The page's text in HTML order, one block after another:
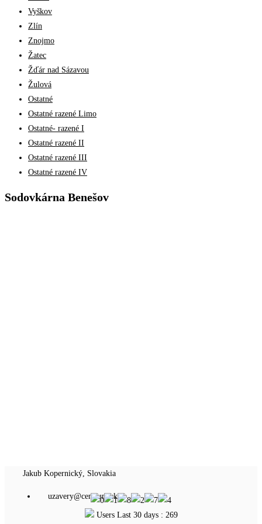
Vyškov
Zlín
Znojmo
Žatec
Žďár nad Sázavou
Žulová
Ostatné
Ostatné razené Limo
Ostatné- razené I
Ostatné razené II
Ostatné razené III
Ostatné razené IV
Sodovkárna Benešov
Jakub Kopernický, Slovakia
uzavery@centrum.sk
Users Last 30 days : 269